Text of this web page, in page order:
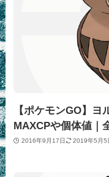
【ポケモンGO】
MAXCPや個体値｜
2016年9月17日 2019年5月5